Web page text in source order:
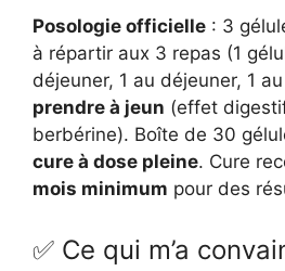
Posologie officielle : 3
à répartir aux 3 repas (1
déjeuner, 1 au déjeuner, 1
prendre à jeun (effet
berbérine). Boîte de 30
cure à dose pleine. Cure
mois minimum pour des
✅ Ce qui m’a